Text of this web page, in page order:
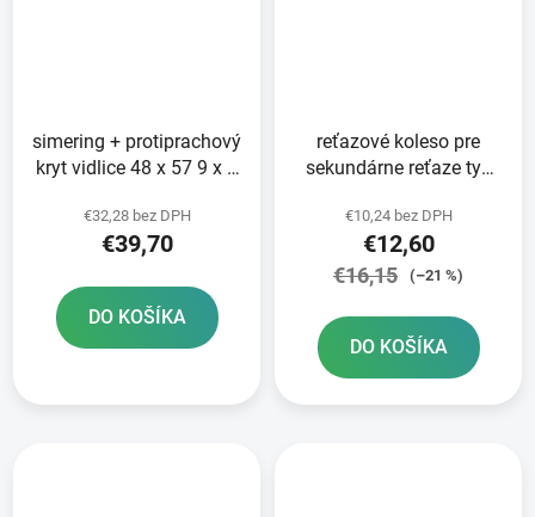
simering + protiprachový
kryt vidlice 48 x 57 9 x 9
€32,28 bez DPH
€39,70
DO KOŠÍKA
reťazové koleso pre
sekundárne reťaze typ
€10,24 bez DPH
€12,60
€16,15 (–21 %)
DO KOŠÍKA